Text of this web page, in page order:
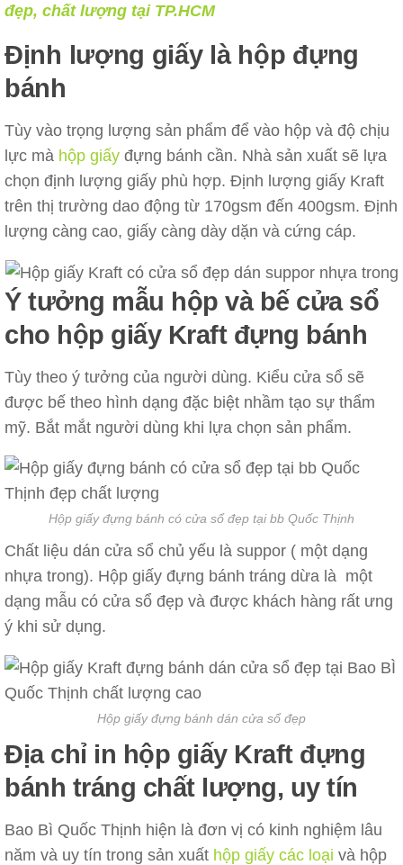
đẹp, chất lượng tại TP.HCM
Định lượng giấy là hộp đựng
bánh
Tùy vào trọng lượng sản phẩm để vào hộp và độ chịu
lực mà hộp giấy đựng bánh cần. Nhà sản xuất sẽ lựa
chọn định lượng giấy phù hợp. Định lượng giấy Kraft
trên thị trường dao động từ 170gsm đến 400gsm. Định
lượng càng cao, giấy càng dày dặn và cứng cáp.
Ý tưởng mẫu hộp và bế cửa sổ
cho hộp giấy Kraft đựng bánh
Tùy theo ý tưởng của người dùng. Kiểu cửa sổ sẽ
được bế theo hình dạng đặc biệt nhầm tạo sự thẩm
mỹ. Bắt mắt người dùng khi lựa chọn sản phẩm.
Hộp giấy đựng bánh có cửa sổ đẹp tại bb Quốc Thịnh
Chất liệu dán cửa sổ chủ yếu là suppor ( một dạng
nhựa trong). Hộp giấy đựng bánh tráng dừa là một
dạng mẫu có cửa sổ đẹp và được khách hàng rất ưng
ý khi sử dụng.
Hộp giấy đựng bánh dán cửa sổ đẹp
Địa chỉ in hộp giấy Kraft đựng
bánh tráng chất lượng, uy tín
Bao Bì Quốc Thịnh hiện là đơn vị có kinh nghiệm lâu
năm và uy tín trong sản xuất hộp giấy các loại và hộp